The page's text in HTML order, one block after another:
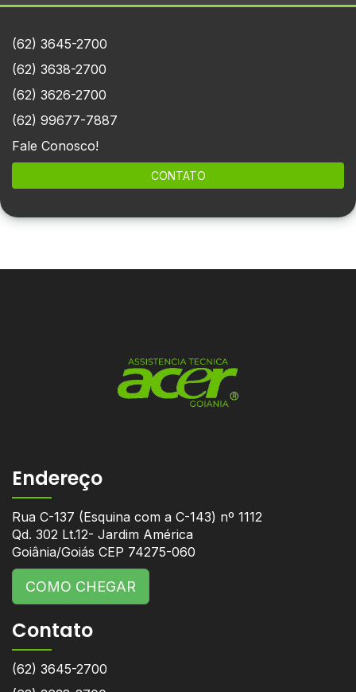
(62) 3645-2700
(62) 3638-2700
(62) 3626-2700
(62) 99677-7887
Fale Conosco!
CONTATO
Endereço
Rua C-137 (Esquina com a C-143) nº 1112
Qd. 302 Lt.12- Jardim América
Goiânia/Goiás CEP 74275-060
COMO CHEGAR
Contato
(62) 3645-2700